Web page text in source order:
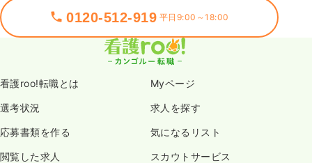
0120-512-919 平日9:00～18:00
看護roo!転職とは Myページ
選考状況 求人を探す
応募書類を作る 気になるリスト
閲覧した求人 スカウトサービス